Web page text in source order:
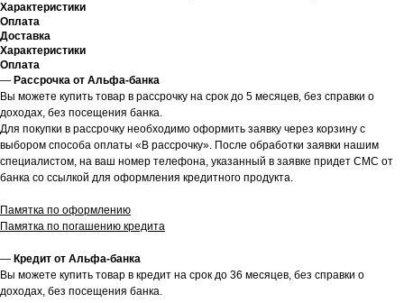
Характеристики
Оплата
Доставка
Характеристики
Оплата
— Рассрочка от Альфа-банка
Вы можете купить товар в рассрочку на срок до 5 месяцев, без справки о
доходах, без посещения банка.
Для покупки в рассрочку необходимо оформить заявку через корзину с
выбором способа оплаты «В рассрочку». После обработки заявки нашим
специалистом, на ваш номер телефона, указанный в заявке придет СМС от
банка со ссылкой для оформления кредитного продукта.
Памятка по оформлению
Памятка по погашению кредита
— Кредит от Альфа-банка
Вы можете купить товар в кредит на срок до 36 месяцев, без справки о
доходах, без посещения банка.